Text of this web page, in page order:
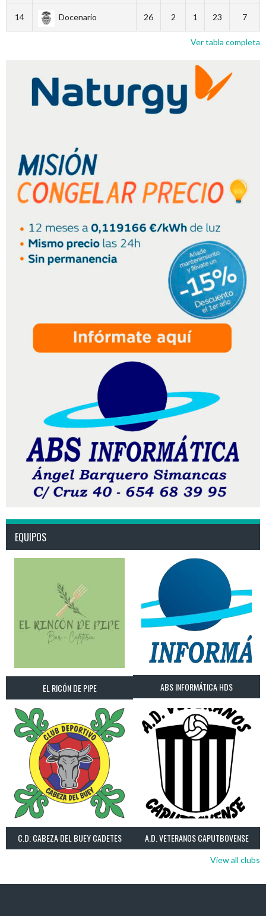
14 Docenario 26 2 1 23 7
Ver tabla completa
EQUIPOS
EL RICÓN DE PIPE ABS INFORMÁTICA HDS
C.D. CABEZA DEL BUEY CADETES A.D. VETERANOS CAPUTBOVENSE
View all clubs